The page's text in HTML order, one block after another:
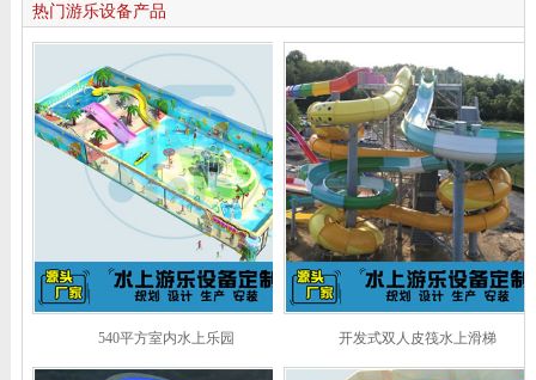
热门游乐设备产品
540平方室内水上乐园 开发式双人皮筏水上滑梯